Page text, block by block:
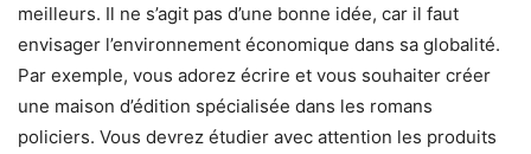
meilleurs. Il ne s’agit pas d’une bonne idée, car il faut
envisager l’environnement économique dans sa globalité.
Par exemple, vous adorez écrire et vous souhaiter créer
une maison d’édition spécialisée dans les romans
policiers. Vous devrez étudier avec attention les produits